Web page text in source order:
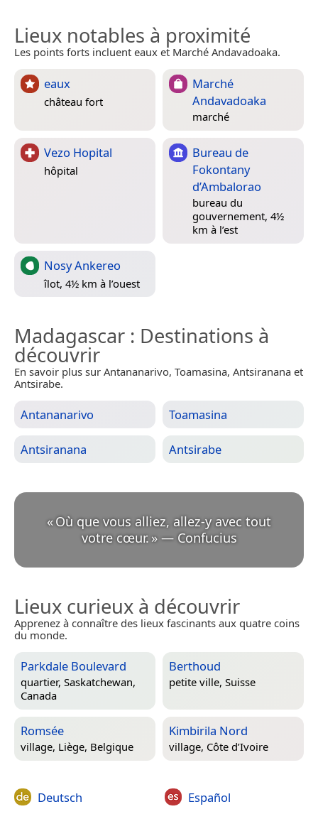
Lieux notables à proximité
Les points forts incluent eaux et Marché Andavadoaka.
eaux
château fort
Marché
Andavadoaka
marché
Vezo Hopital
hôpital
Bureau de
Fokontany
d’Ambalorao
bureau du
gouvernement, 4½
km à l’est
Nosy Ankereo
îlot, 4½ km à l’ouest
Madagascar : Destinations à
découvrir
En savoir plus sur Antananarivo, Toamasina, Antsiranana et
Antsirabe.
Antananarivo Toamasina
Antsiranana Antsirabe
«Où que vous alliez, allez-y avec tout
votre cœur. » — Confucius
Lieux curieux à découvrir
Apprenez à connaître des lieux fascinants aux quatre coins
du monde.
Parkdale Boulevard
quartier, Saskatchewan,
Canada
Berthoud
petite ville, Suisse
Romsée
village, Liège, Belgique
Kimbirila Nord
village, Côte d’Ivoire
Deutsch Español